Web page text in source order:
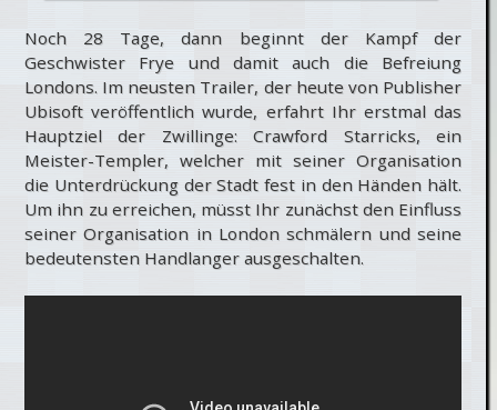
Noch 28 Tage, dann beginnt der Kampf der
Geschwister Frye und damit auch die Befreiung
Londons. Im neusten Trailer, der heute von Publisher
Ubisoft veröffentlich wurde, erfahrt Ihr erstmal das
Hauptziel der Zwillinge: Crawford Starricks, ein
Meister-Templer, welcher mit seiner Organisation
die Unterdrückung der Stadt fest in den Händen hält.
Um ihn zu erreichen, müsst Ihr zunächst den Einfluss
seiner Organisation in London schmälern und seine
bedeutensten Handlanger ausgeschalten.